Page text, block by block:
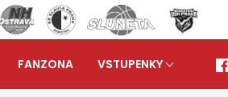
FANZONA
VSTUPENKY